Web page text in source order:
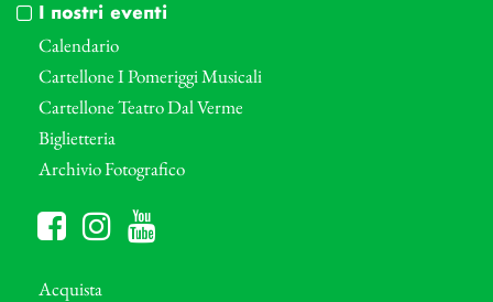
I nostri eventi
Calendario
Cartellone I Pomeriggi Musicali
Cartellone Teatro Dal Verme
Biglietteria
Archivio Fotografico
Acquista